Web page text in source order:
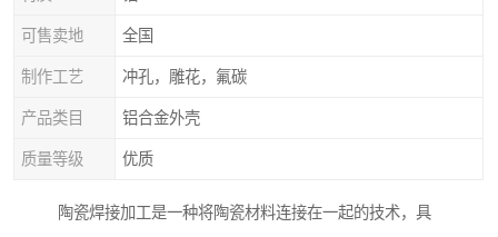
可售卖地 全国
制作工艺 冲孔，雕花，氟碳
产品类目 铝合金外壳
质量等级 优质
陶瓷焊接加工是一种将陶瓷材料连接在一起的技术，具